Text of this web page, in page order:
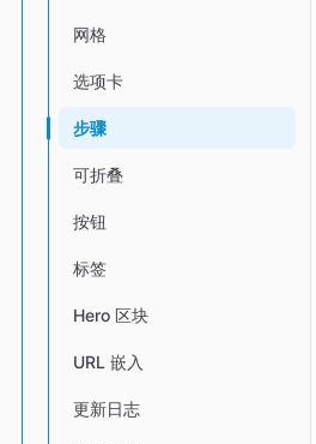
网格
选项卡
步骤
可折叠
按钮
标签
Hero 区块
URL 嵌入
更新日志